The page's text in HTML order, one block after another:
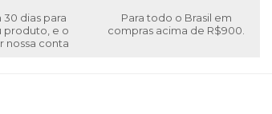
dias para
produto, e o
nossa conta
Para todo o Brasil em
compras acima de R$900.